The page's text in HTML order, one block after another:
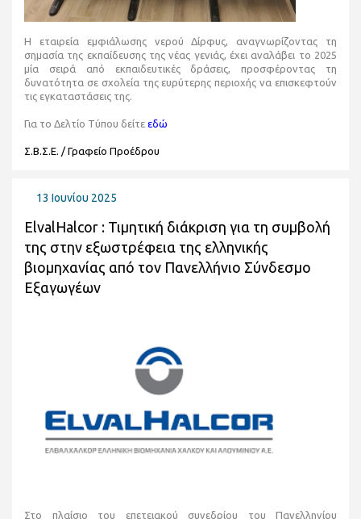
Η εταιρεία εμφιάλωσης νερού Δίρφυς, αναγνωρίζοντας τη
σημασία της εκπαίδευσης της νέας γενιάς, έχει αναλάβει το 2025
μία σειρά από εκπαιδευτικές δράσεις, προσφέροντας τη
δυνατότητα σε σχολεία της ευρύτερης περιοχής να επισκεφτούν
τις εγκαταστάσεις της.
Για το Δελτίο Τύπου δείτε εδώ
Σ.Β.Σ.Ε. / Γραφείο Προέδρου
13 Ιουνίου 2025
ElvalHalcor : Τιμητική διάκριση για τη συμβολή
της στην εξωστρέφεια της ελληνικής
βιομηχανίας από τον Πανελλήνιο Σύνδεσμο
Εξαγωγέων
Στο πλαίσιο του επετειακού συνεδρίου του Πανελληνίου